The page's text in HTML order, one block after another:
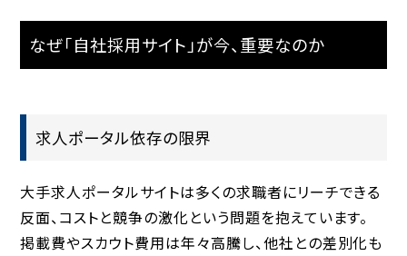
なぜ「自社採用サイト」が今、重要なのか
求人ポータル依存の限界
大手求人ポータルサイトは多くの求職者にリーチできる
反面、コストと競争の激化 という問題を抱えています。
掲載費やスカウト費用は年々高騰し、他社との差別化も